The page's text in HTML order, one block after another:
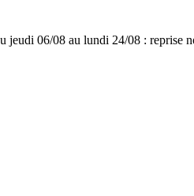
06/08 au lundi 24/08 : reprise